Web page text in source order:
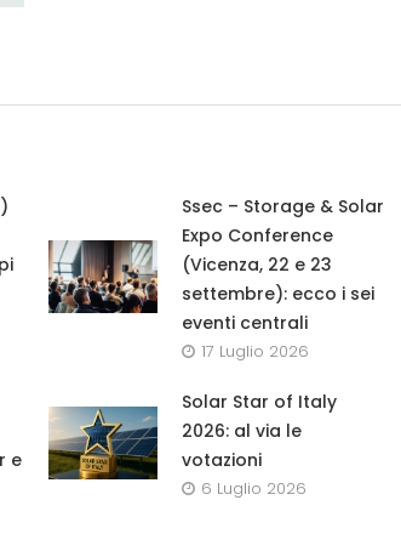
Ssec – Storage & Solar
Expo Conference
(Vicenza, 22 e 23
settembre): ecco i sei
eventi centrali
17 Luglio 2026
e
Solar Star of Italy
2026: al via le
votazioni
6 Luglio 2026